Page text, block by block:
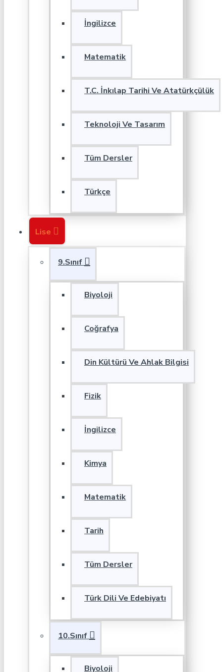
İngilizce
Matematik
T.C. İnkılap Tarihi Ve Atatürkçülük
Teknoloji Ve Tasarım
Tüm Dersler
Türkçe
Lise
9.Sınıf
Biyoloji
Coğrafya
Din Kültürü Ve Ahlak Bilgisi
Fizik
İngilizce
Kimya
Matematik
Tarih
Tüm Dersler
Türk Dili Ve Edebiyatı
10.Sınıf
Biyoloji